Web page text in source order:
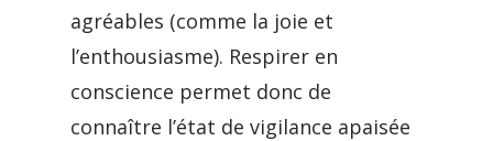
agréables (comme la joie et
l’enthousiasme). Respirer en
conscience permet donc de
connaître l’état de vigilance apaisée